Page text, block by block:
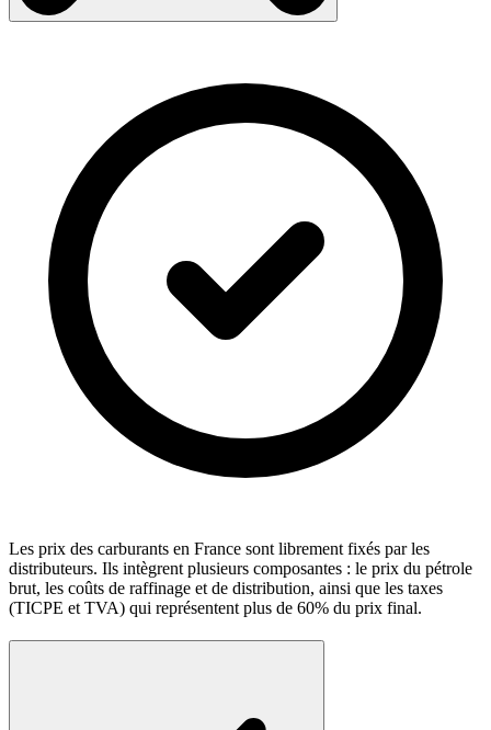
Les prix des carburants en France sont librement fixés par les
distributeurs. Ils intègrent plusieurs composantes : le prix du pétrole
brut, les coûts de raffinage et de distribution, ainsi que les taxes
(TICPE et TVA) qui représentent plus de 60% du prix final.